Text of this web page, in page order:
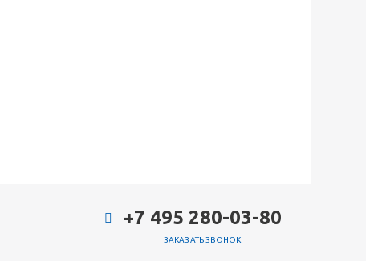
+7 495 280-03-80
ЗАКАЗАТЬ ЗВОНОК